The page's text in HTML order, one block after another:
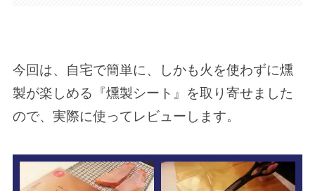
今回は、自宅で簡単に、しかも火を使わずに燻
製が楽しめる『燻製シート』を取り寄せました
ので、実際に使ってレビューします。